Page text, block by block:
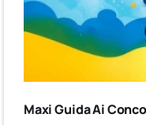
Maxi Guida Ai